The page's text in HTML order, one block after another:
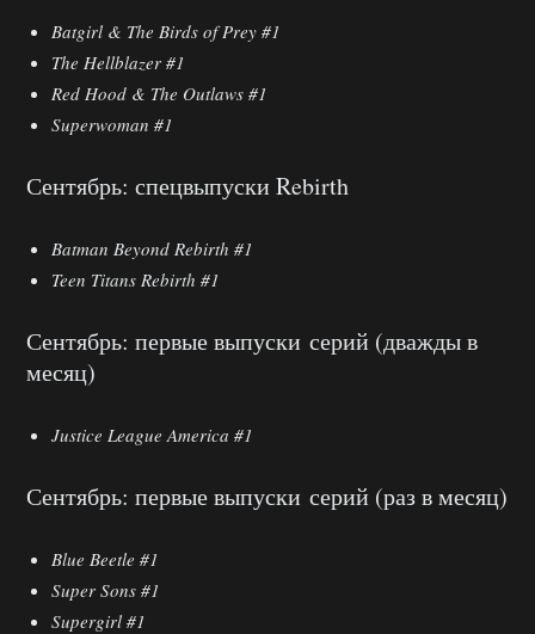
Batgirl & The Birds of Prey #1
The Hellblazer #1
Red Hood & The Outlaws #1
Superwoman #1
Сентябрь: спецвыпуски Rebirth
Batman Beyond Rebirth #1
Teen Titans Rebirth #1
Сентябрь: первые выпуски серий (дважды в
месяц)
Justice League America #1
Сентябрь: первые выпуски серий (раз в месяц)
Blue Beetle #1
Super Sons #1
Supergirl #1